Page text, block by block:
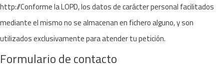
http://Conforme la LOPD, los datos de carácter personal facilitados
mediante el mismo no se almacenan en fichero alguno, y son
utilizados exclusivamente para atender tu petición.
Formulario de contacto